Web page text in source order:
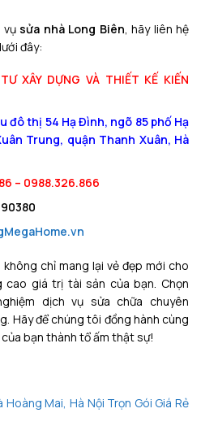
vụ sửa nhà Long Biên , hãy liên hệ
đây:
XÂY DỰNG VÀ THIẾT KẾ KIẾN
đô thị 54 Hạ Đình, ngõ 85 phố Hạ
Trung, quận Thanh Xuân, Hà
– 0988.326.866
không chỉ mang lại vẻ đẹp mới cho
cao giá trị tài sản của bạn. Chọn
dịch vụ sửa chữa chuyên
Hãy để chúng tôi đồng hành cùng
bạn thành tổ ấm thật sự!
Hoàng Mai, Hà Nội Trọn Gói Giá Rẻ